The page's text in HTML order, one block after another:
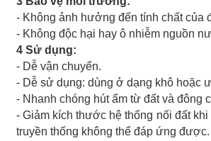
- Không ảnh hưởng đến tính chất của
- Không độc hại hay ô nhiễm nguồn
4 Sử dụng:
- Dễ vận chuyển.
- Dễ sử dụng: dùng ở dạng khô hoặc
- Nhanh chóng hút ẩm từ đất và đông
- Giảm kích thước hệ thống nối đất
truyền thống không thể đáp ứng được.